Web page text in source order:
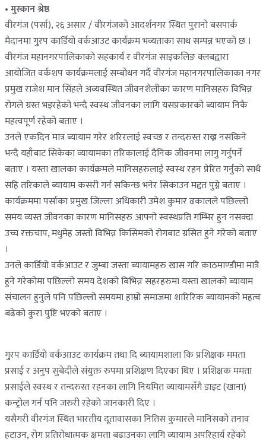
• मुस्कान श्रेष्ठ
वीरगंज (पर्सा), २६ असार / वीरगंजको आदर्शनगर स्थित पुरानो बसपार्क
मैदानमा गु्रप कार्डियो वर्कआउट कार्यक्रम भव्यताका साथ सम्पन्न भएको छ ।
वीरगंज महानगरपालिकाको सहकार्य र वीरगंज साइकलिङ क्लबद्वारा
आयोजित वर्कशप कार्यक्रमलाई सम्बोधन गर्दै वीरगंज महानगरपालिकाका नगर
प्रमुख राजेश मान सिंहले अव्यवस्थित जीवनशैलीका कारण मानिसहरु विभिन्न
रोगले ग्रस्त भइरहेको भन्दै स्वस्थ जीवनका लागि यसप्रकारको ब्यायाम निकै
महत्वपूर्ण रहेको बताए ।
उनले एकदिन मात्र ब्यायाम गरेर शरिरलाई स्वच्छ र तन्दरुस्त राख्न नसकिने
भन्दै यहाँबाट सिकेका व्यायामका तरिकालाई दैनिक जीवनमा लागु गर्नुपर्ने
बताए । यस्ता खालका कार्यक्रमले मानिसहरुलाई स्वस्थ रहन प्रेरित गर्नुको साथै
सहि तरिकाले ब्यायाम कसरी गर्न सकिन्छ भनेर सिकाउन मद्दत पुग्ने बताए ।
कार्यक्रममा पर्साका प्रमुख जिल्ला अधिकारी उमेश कुमार ढकालले पछिल्लो
समय व्यस्त जीवनका कारण मानिसहरु आफ्नो स्वस्थप्रति गम्भिर हुन नसक्दा
उच्च रक्तचाप, मधुमेह जस्तो विभिन्न किसिमको रोगबाट ग्रसित हुने गरेको बताए
।
उनले कार्डियो वर्कआउट र जुम्बा जस्ता ब्यायामहरु खास गरि काठमाण्डौमा मात्रै
हुने गरेकोमा पछिल्लो समय देशको बिभिन्न सहरहरुमा यस्ता खालको ब्यायाम
संचालन हुनुले पनि पछिल्लो समयमा हाम्रो समाजमा शारिरिक ब्यायामको महत्व
बढेको कुरा पुष्टि भएको बताए ।
गु्रप कार्डियो वर्कआउट कार्यक्रम तथा दि ब्यायामशाला कि प्रशिक्षक ममता
प्रसाई र अनुप सुबेदीले संयुक्त रुपमा प्रशिक्षण दिएका थिए । प्रशिक्षक ममता
प्रसाईले स्वस्थ र तन्दरुस्त रहनका लागि नियमित व्यायामसँगै डाइट (खाना)
कन्ट्रोल गर्न पनि जरुरी रहेको जानकारी दिए ।
यसैगरी वीरगंज स्थित भारतीय दूतावासका नितिस कुमारले मानिसको तनाव
हटाउन, रोग प्रतिरोधात्मक क्षमता बढाउनका लागि व्यायाम अपरिहार्य रहेको